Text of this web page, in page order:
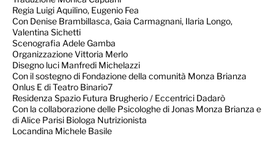
Regia Luigi Aquilino, Eugenio Fea
Con Denise Brambillasca, Gaia Carmagnani, Ilaria Longo,
Valentina Sichetti
Scenografia Adele Gamba
Organizzazione Vittoria Merlo
Disegno luci Manfredi Michelazzi
Con il sostegno di Fondazione della comunità Monza Brianza
Onlus E di Teatro Binario7
Residenza Spazio Futura Brugherio / Eccentrici Dadarò
Con la collaborazione delle Psicologhe di Jonas Monza Brianza e
di Alice Parisi Biologa Nutrizionista
Locandina Michele Basile